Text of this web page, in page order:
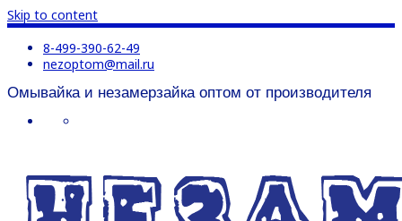
Skip to content
8-499-390-62-49
nezoptom@mail.ru
Омывайка и незамерзайка оптом от производителя